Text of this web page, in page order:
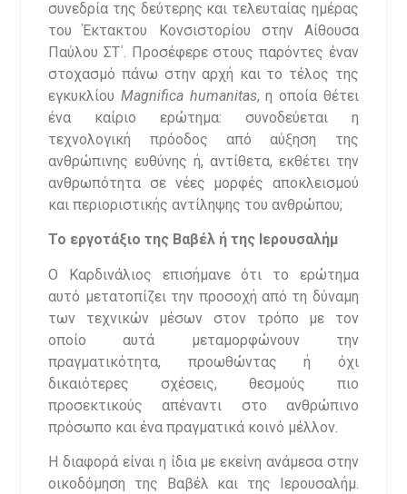
συνεδρία της δεύτερης και τελευταίας ημέρας
του Έκτακτου Κονσιστορίου στην Αίθουσα
Παύλου ΣΤ΄. Προσέφερε στους παρόντες έναν
στοχασμό πάνω στην αρχή και το τέλος της
εγκυκλίουMagnifica humanitas, η οποία θέτει
ένα καίριο ερώτημα: συνοδεύεται η
τεχνολογική πρόοδος από αύξηση της
ανθρώπινης ευθύνης ή, αντίθετα, εκθέτει την
ανθρωπότητα σε νέες μορφές αποκλεισμού
και περιοριστικής αντίληψης του ανθρώπου;
Το εργοτάξιο της Βαβέλ ή της Ιερουσαλήμ
Ο Καρδινάλιος επισήμανε ότι το ερώτημα
αυτό μετατοπίζει την προσοχή από τη δύναμη
των τεχνικών μέσων στον τρόπο με τον
οποίο αυτά μεταμορφώνουν την
πραγματικότητα, προωθώντας ή όχι
δικαιότερες σχέσεις, θεσμούς πιο
προσεκτικούς απέναντι στο ανθρώπινο
πρόσωπο και ένα πραγματικά κοινό μέλλον.
Η διαφορά είναι η ίδια με εκείνη ανάμεσα στην
οικοδόμηση της Βαβέλ και της Ιερουσαλήμ.